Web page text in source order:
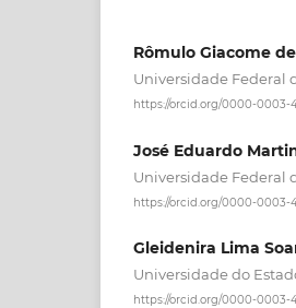
Rômulo Giacome
Universidade Federal
https://orcid.org/0000-0003-
José Eduardo
Universidade Federal
https://orcid.org/0000-0003-
Gleidenira Lima
Universidade do
https://orcid.org/0000-0003-